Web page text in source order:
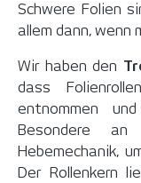
Schwere Folien
allem dann, wenn
Wir haben den
dass
entnommen
Besondere
Hebemechanik,
Der Rollenkern